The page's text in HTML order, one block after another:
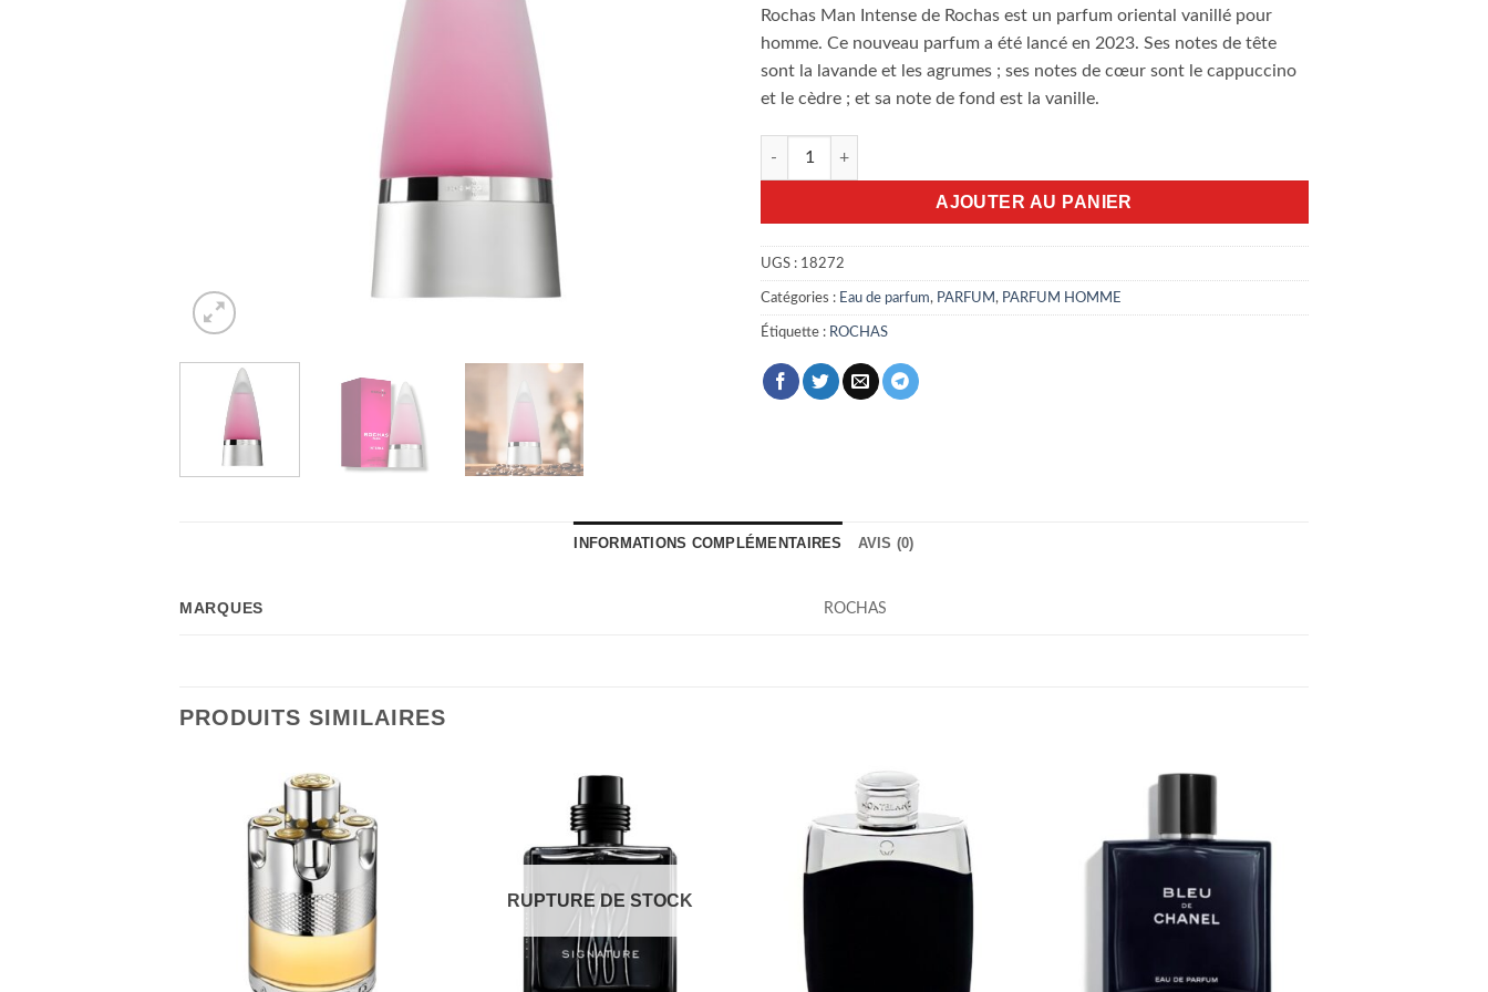
Rochas Man Intense de Rochas est un parfum oriental vanillé pour
homme. Ce nouveau parfum a été lancé en 2023. Ses notes de tête
sont la lavande et les agrumes ; ses notes de cœur sont le cappuccino
et le cèdre ; et sa note de fond est la vanille.
quantité de Rochas Man Intense 100ml EDP
AJOUTER AU PANIER
UGS : 18272
Catégories : Eau de parfum, PARFUM , PARFUM HOMME
Étiquette : ROCHAS
INFORMATIONS COMPLÉMENTAIRES AVIS (0)
MARQUES ROCHAS
PRODUITS SIMILAIRES
RUPTURE DE STOCK